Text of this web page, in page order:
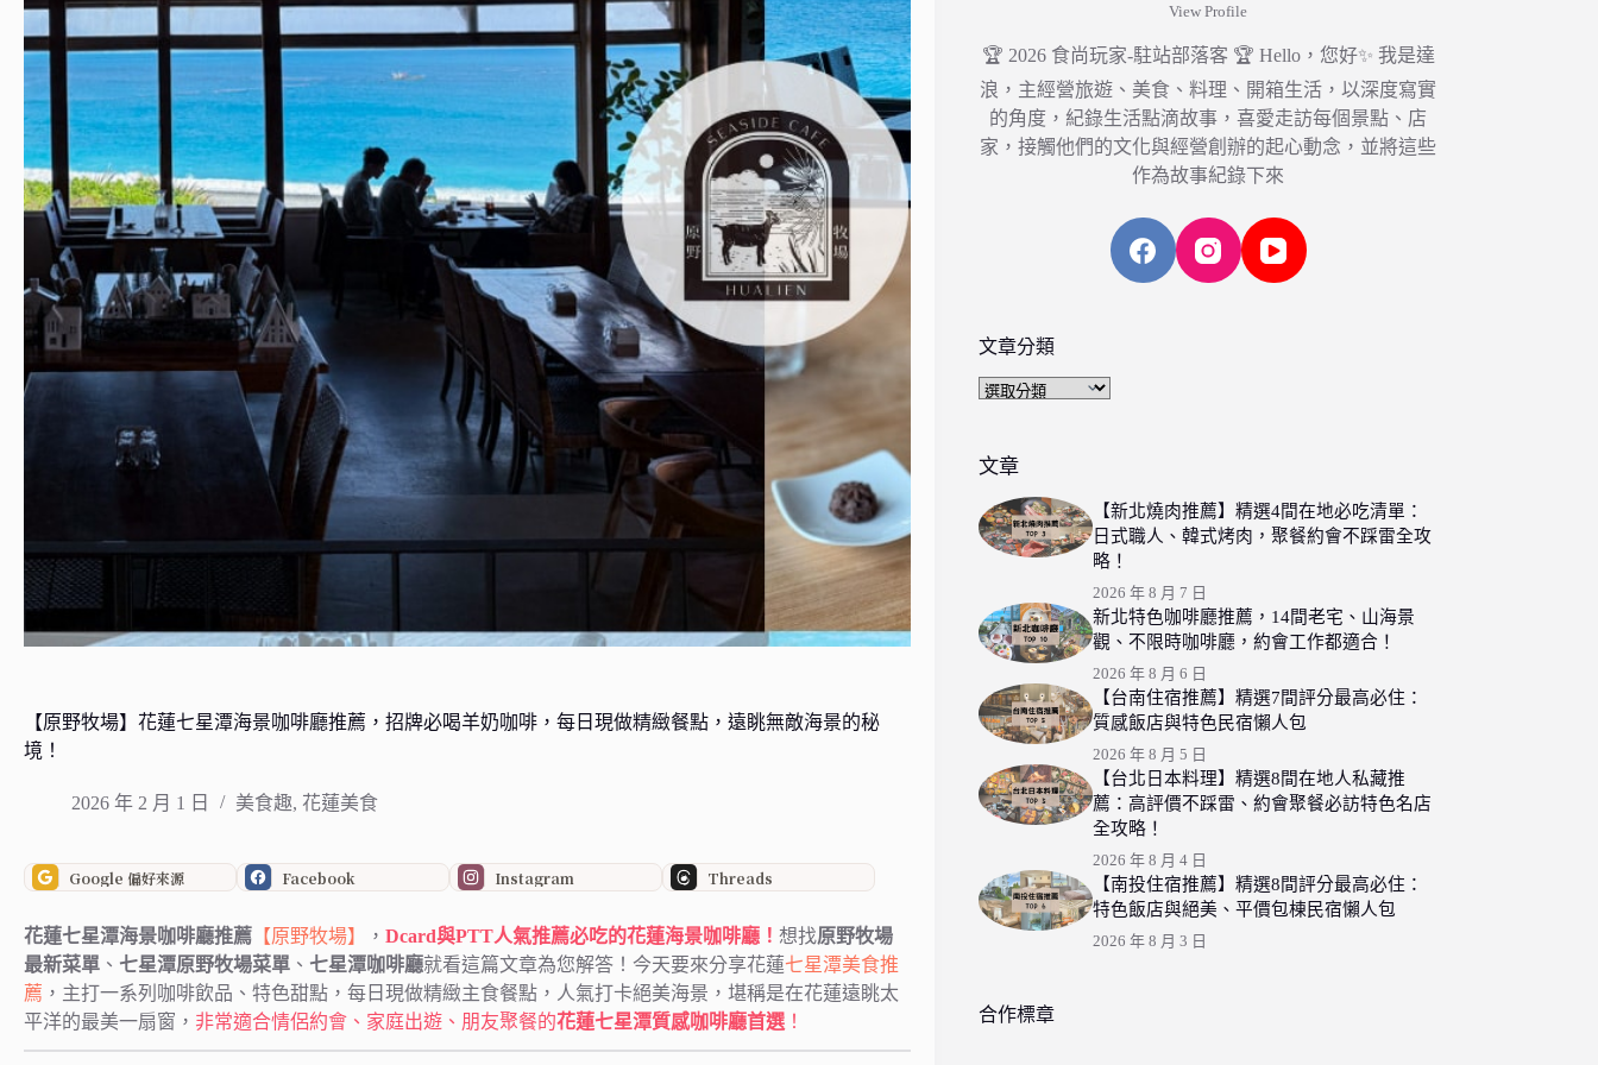
【原野牧場】花蓮七星潭海景咖啡廳推薦，招牌必喝羊奶咖啡，每日現做精緻餐點，遠眺無敵海景的秘
境！
2026 年 2 月 1 日 美食趣, 花蓮美食
Google 偏好來源 Facebook Instagram Threads
花蓮七星潭海景咖啡廳推薦 【原野牧場】 ， Dcard與PTT人氣推薦必吃的花蓮海景咖啡廳！ 想找原野牧場
最新菜單 、 七星潭原野牧場菜單 、 七星潭咖啡廳就看這篇文章為您解答！今天要來分享花蓮七星潭美食推
薦 ，主打一系列咖啡飲品、特色甜點，每日現做精緻主食餐點，人氣打卡絕美海景，堪稱是在花蓮遠眺太
平洋的最美一扇窗， 非常適合情侶約會、家庭出遊、朋友聚餐的花蓮七星潭質感咖啡廳首選 ！
View Profile
🏆 2026 食尚玩家-駐站部落客 🏆 Hello，您好✨ 我是達
浪，主經營旅遊、美食、料理、開箱生活，以深度寫實
的角度，紀錄生活點滴故事，喜愛走訪每個景點、店
家，接觸他們的文化與經營創辦的起心動念，並將這些
作為故事紀錄下來
文章分類
文
類
文章
【新北燒肉推薦】精選4間在地必吃清單：
日式職人、韓式烤肉，聚餐約會不踩雷全攻
略！
2026 年 8 月 7 日
新北特色咖啡廳推薦，14間老宅、山海景
觀、不限時咖啡廳，約會工作都適合！
2026 年 8 月 6 日
【台南住宿推薦】精選7間評分最高必住：
質感飯店與特色民宿懶人包
2026 年 8 月 5 日
【台北日本料理】精選8間在地人私藏推
薦：高評價不踩雷、約會聚餐必訪特色名店
全攻略！
2026 年 8 月 4 日
【南投住宿推薦】精選8間評分最高必住：
特色飯店與絕美、平價包棟民宿懶人包
2026 年 8 月 3 日
合作標章